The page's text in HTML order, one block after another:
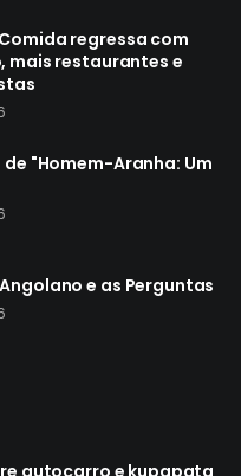
regressa com
mais restaurantes e
"Homem-Aranha: Um
e as Perguntas
autocarro e kupapata